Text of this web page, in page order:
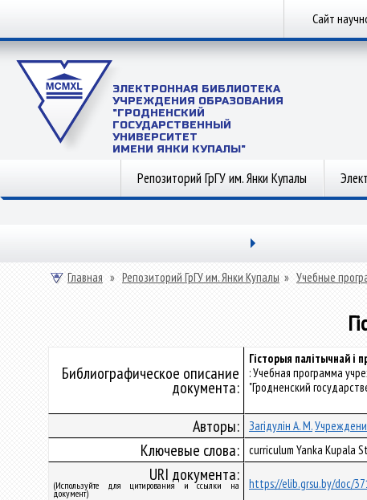
Сайт
ЭЛЕКТРОННАЯ БИБЛИОТЕКА
УЧРЕЖДЕНИЯ ОБРАЗОВАНИЯ
"ГРОДНЕНСКИЙ
ГОСУДАРСТВЕННЫЙ
УНИВЕРСИТЕТ
ИМЕНИ ЯНКИ КУПАЛЫ"
Репозиторий ГрГУ им. Янки Купалы
Главная » Репозиторий ГрГУ им. Янки Купалы » Учебные
Библиографическое описание
документа:
Гісторыя палітычнай і
: Учебная программа
"Гродненский
Авторы: Загідулін А. М.
Ключевые слова: curriculum Yanka Kupala
URI документа:
(Используйте для цитирования и ссылки на
документ)
https://elib.grsu.by/doc/